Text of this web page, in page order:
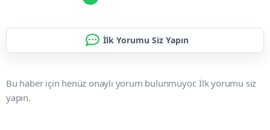
İlk Yorumu Siz Yapın
Bu haber için henüz onaylı yorum bulunmuyor. İlk yorumu siz
yapın.